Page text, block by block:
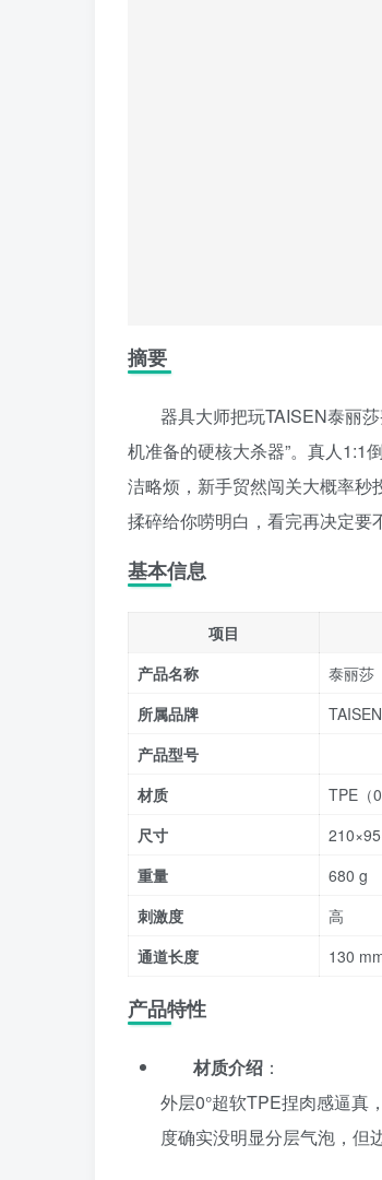
摘要
器具大师把玩TAISEN泰丽
机准备的硬核大杀器”。真人1:1
洁略烦，新手贸然闯关大概率
揉碎给你唠明白，看完再决定要
基本信息
项目
产品名称
泰丽莎
所属品牌
TAISEN
产品型号
材质
TPE（
尺寸
重量
680 g
刺激度
高
通道长度
130
产品特性
材质介绍 ：
外层0°超软TPE捏肉感逼真
度确实没明显分层气泡，但